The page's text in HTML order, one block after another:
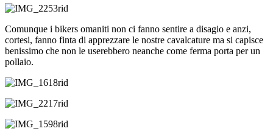
Comunque i bikers omaniti non ci fanno sentire a disagio e anzi,
cortesi, fanno finta di apprezzare le nostre cavalcature ma si capisce
benissimo che non le userebbero neanche come ferma porta per un
pollaio.